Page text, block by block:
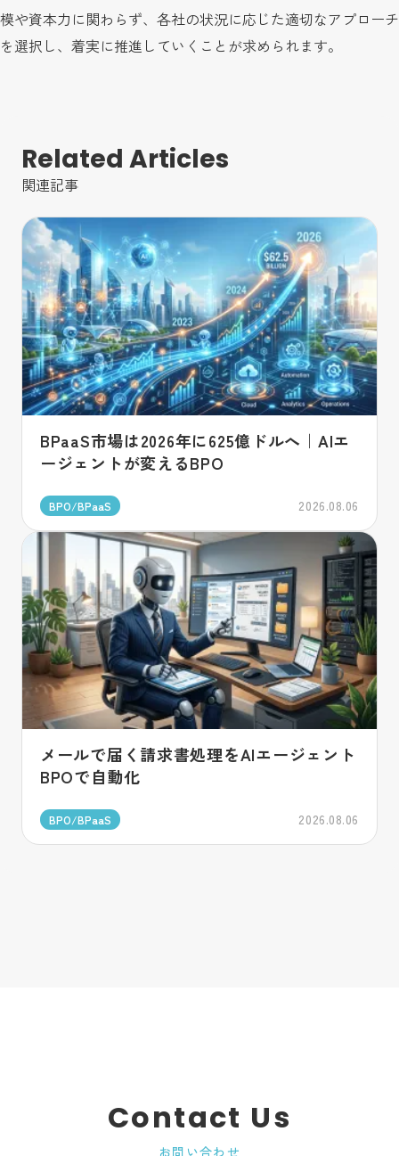
模や資本力に関わらず、各社の状況に応じた適切なアプローチ
を選択し、着実に推進していくことが求められます。
Related Articles
関連記事
BPaaS市場は2026年に625億ドルへ｜AIエ
ージェントが変えるBPO
BPO/BPaaS 2026.08.06
メールで届く請求書処理をAIエージェント
BPOで自動化
BPO/BPaaS 2026.08.06
Contact Us
お問い合わせ